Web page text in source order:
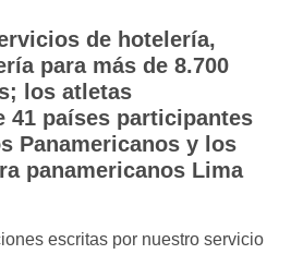
de hotelería,
para más de 8.700
los atletas
41 países participantes
Panamericanos y los
panamericanos Lima
escritas por nuestro servicio